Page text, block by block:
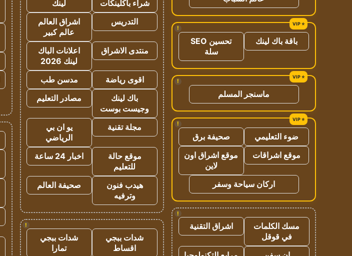
!
باقة باك لينك
تحسين SEO
سلة
!
ماسنجر المسلم
!
ضوء التعليمي
صحيفة برق
موقع اشراقات
موقع اشراق اون
لاين
اركان سياحة وسفر
!
مسك الكلمات
في قوقل
اشراق التقنية
شراء باكلينكات
لينك
التدريس
اشراق العالم
عالم كبير
منتدى الاشراق
اعلانات الباك
لينك 2026
اقوى رياضة
مدسن طب
باك لينك
وجيست بوست
مصادر التعليم
مجلة تقنية
يو ان بي
الرياضي
موقع حالة
للتعليم
اخبار 24 ساعة
هيدب فنون
وترفيه
صحيفة العالم
!
شدات ببجي
اقساط
شدات ببجي
تمارا